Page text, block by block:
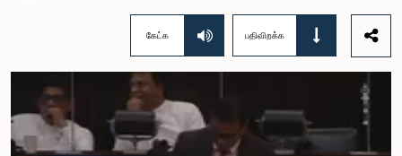
கேட்க பதிவிறக்க